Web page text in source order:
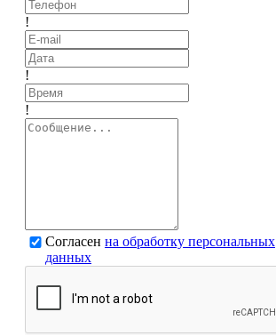
!
!
!
Согласен на обработку персональных
данных